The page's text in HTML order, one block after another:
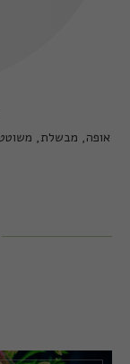
אופה, מבשלת,